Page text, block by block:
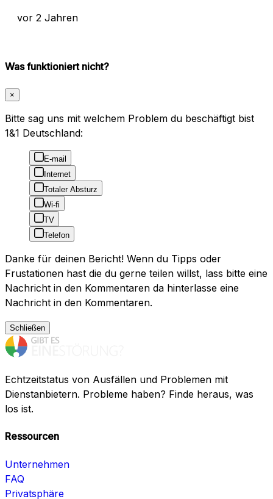
vor 2 Jahren
Was funktioniert nicht?
×
Bitte sag uns mit welchem Problem du beschäftigt bist
1&1 Deutschland:
E-mail
Internet
Totaler Absturz
Wi-fi
TV
Telefon
Danke für deinen Bericht! Wenn du Tipps oder
Frustationen hast die du gerne teilen willst, lass bitte eine
Nachricht in den Kommentaren da hinterlasse eine
Nachricht in den Kommentaren.
Schließen
Echtzeitstatus von Ausfällen und Problemen mit
Dienstanbietern. Probleme haben? Finde heraus, was
los ist.
Ressourcen
Unternehmen
FAQ
Privatsphäre